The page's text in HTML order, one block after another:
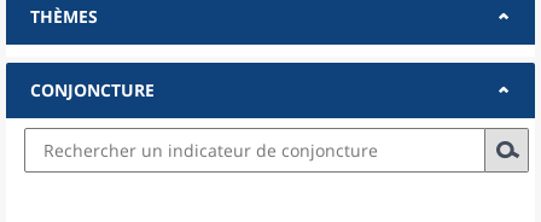
THÈMES
CONJONCTURE